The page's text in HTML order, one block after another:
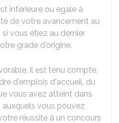
inférieure ou égale à
de votre avancement au
vous étiez au dernier
grade d'origine.
il est tenu compte,
d'emplois d'accueil, du
vous avez atteint dans
vous pouvez
réussite à un concours